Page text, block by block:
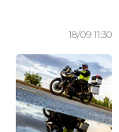
18/09 11:30